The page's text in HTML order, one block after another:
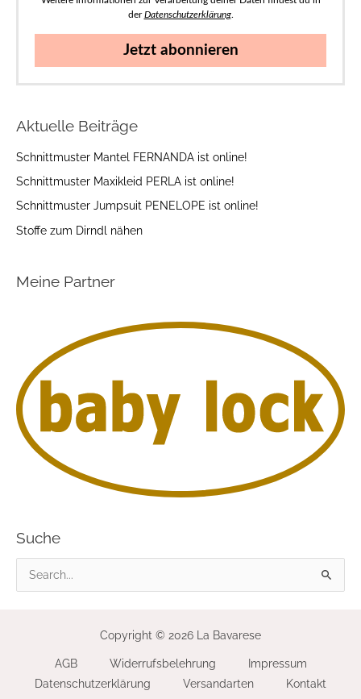
derDatenschutzerklärung.
Jetzt abonnieren
Aktuelle Beiträge
Schnittmuster Mantel FERNANDA ist online!
Schnittmuster Maxikleid PERLA ist online!
Schnittmuster Jumpsuit PENELOPE ist online!
Stoffe zum Dirndl nähen
Meine Partner
Suche
Copyright © 2026 La Bavarese
AGB Widerrufsbelehrung
Impressum
Datenschutzerklärung
Versandarten Kontakt